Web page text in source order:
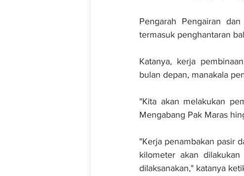
Pengarah Pengairan
termasuk penghantaran
Katanya, kerja
bulan depan, manakala
"Kita akan melakukan
Mengabang Pak Maras
"Kerja penambakan pasir
kilometer akan
dilaksanakan," katanya